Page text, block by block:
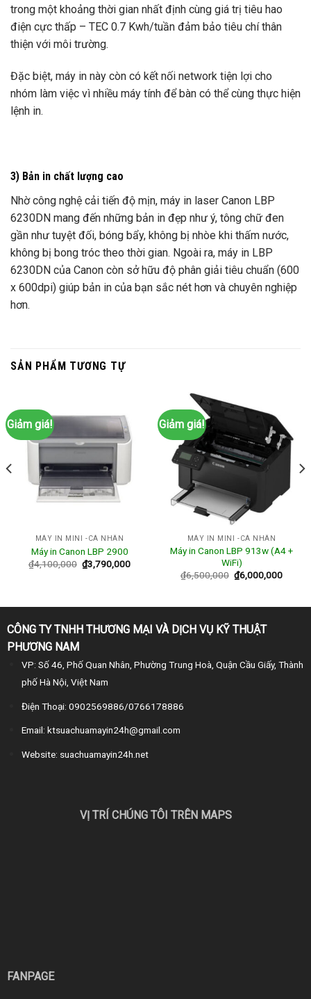
trong một khoảng thời gian nhất định cùng giá trị tiêu hao
điện cực thấp – TEC 0.7 Kwh/tuần đảm bảo tiêu chí thân
thiện với môi trường.
Đặc biệt, máy in này còn có kết nối network tiện lợi cho
nhóm làm việc vì nhiều máy tính để bàn có thể cùng thực hiện
lệnh in.
3) Bản in chất lượng cao
Nhờ công nghệ cải tiến độ mịn, máy in laser Canon LBP
6230DN mang đến những bản in đẹp như ý, tông chữ đen
gần như tuyệt đối, bóng bẩy, không bị nhòe khi thấm nước,
không bị bong tróc theo thời gian. Ngoài ra, máy in LBP
6230DN của Canon còn sở hữu độ phân giải tiêu chuẩn (600
x 600dpi) giúp bản in của bạn sắc nét hơn và chuyên nghiệp
hơn.
SẢN PHẨM TƯƠNG TỰ
Giảm giá!
MÁY IN MINI -CÁ NHÂN
Máy in Canon LBP 2900
₫4,100,000 ₫3,790,000
Giảm giá!
MÁY IN MINI -CÁ NHÂN
Máy in Canon LBP 913w (A4 +
WiFi)
₫6,500,000 ₫6,000,000
CÔNG TY TNHH THƯƠNG MẠI VÀ DỊCH VỤ KỸ THUẬT
PHƯƠNG NAM
VP: Số 46, Phố Quan Nhân, Phường Trung Hoà, Quận Cầu Giấy, Thành
phố Hà Nội, Việt Nam
Điện Thoại: 0902569886/0766178886
Email: ktsuachuamayin24h@gmail.com
Website: suachuamayin24h.net
VỊ TRÍ CHÚNG TÔI TRÊN MAPS
FANPAGE